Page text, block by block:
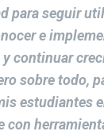
para seguir
e
continuar
sobre todo,
estudiantes
con